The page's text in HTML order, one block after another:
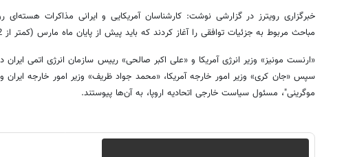
خبرگزاری رویترز در گزارشی نوشت: کار‌شناسان آمریکایی و ایرانی مذاکرات
مباحث مربوط به جزئیات توافقی را آغاز کردند که باید پیش از پایان ماه مارس (کمتر از 2 هفته دیگر) امضا شود.
«ارنست مونیز» وزیر انرژی آمریکا و «علی اکبر صالحی» رییس سازمان انرژی اتمی ایران
سپس «جان کری» وزیر امور خارجه آمریکا، «محمد جواد ظریف» وزیر امور خارجه ایران
موگرینی"، مسئول سیاست خارجی اتحادیه اروپا، به آن‌ها پیوستند.